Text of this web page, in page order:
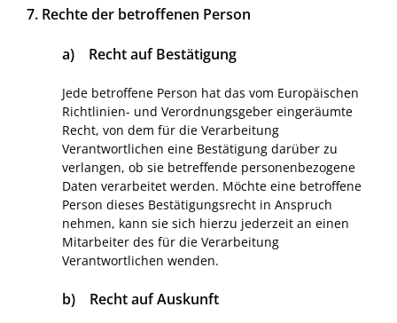
7. Rechte der betroffenen Person
a) Recht auf Bestätigung
Jede betroffene Person hat das vom Europäischen
Richtlinien- und Verordnungsgeber eingeräumte
Recht, von dem für die Verarbeitung
Verantwortlichen eine Bestätigung darüber zu
verlangen, ob sie betreffende personenbezogene
Daten verarbeitet werden. Möchte eine betroffene
Person dieses Bestätigungsrecht in Anspruch
nehmen, kann sie sich hierzu jederzeit an einen
Mitarbeiter des für die Verarbeitung
Verantwortlichen wenden.
b) Recht auf Auskunft